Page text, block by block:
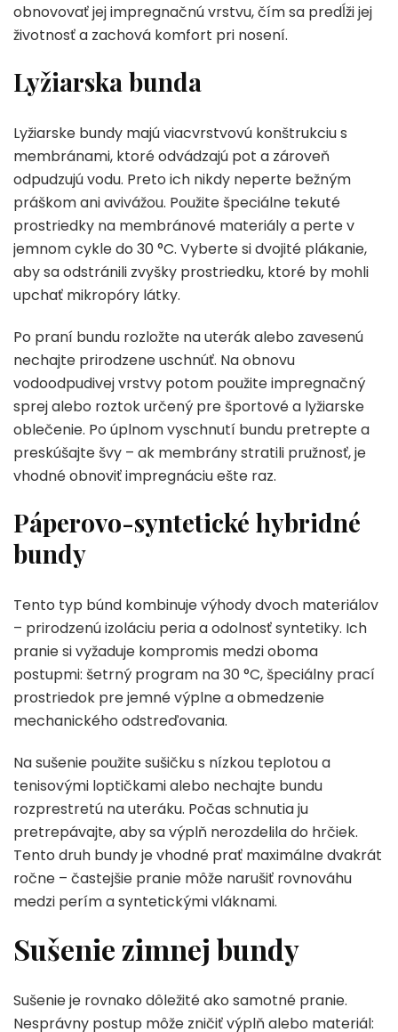
obnovovať jej impregnačnú vrstvu, čím sa predĺži jej
životnosť a zachová komfort pri nosení.
Lyžiarska bunda
Lyžiarske bundy majú viacvrstvovú konštrukciu s
membránami, ktoré odvádzajú pot a zároveň
odpudzujú vodu. Preto ich nikdy neperte bežným
práškom ani avivážou. Použite špeciálne tekuté
prostriedky na membránové materiály a perte v
jemnom cykle do 30 °C. Vyberte si dvojité plákanie,
aby sa odstránili zvyšky prostriedku, ktoré by mohli
upchať mikropóry látky.
Po praní bundu rozložte na uterák alebo zavesenú
nechajte prirodzene uschnúť. Na obnovu
vodoodpudivej vrstvy potom použite impregnačný
sprej alebo roztok určený pre športové a lyžiarske
oblečenie. Po úplnom vyschnutí bundu pretrepte a
preskúšajte švy – ak membrány stratili pružnosť, je
vhodné obnoviť impregnáciu ešte raz.
Páperovo-syntetické hybridné
bundy
Tento typ búnd kombinuje výhody dvoch materiálov
– prirodzenú izoláciu peria a odolnosť syntetiky. Ich
pranie si vyžaduje kompromis medzi oboma
postupmi: šetrný program na 30 °C, špeciálny prací
prostriedok pre jemné výplne a obmedzenie
mechanického odstreďovania.
Na sušenie použite sušičku s nízkou teplotou a
tenisovými loptičkami alebo nechajte bundu
rozprestretú na uteráku. Počas schnutia ju
pretrepávajte, aby sa výplň nerozdelila do hrčiek.
Tento druh bundy je vhodné prať maximálne dvakrát
ročne – častejšie pranie môže narušiť rovnováhu
medzi perím a syntetickými vláknami.
Sušenie zimnej bundy
Sušenie je rovnako dôležité ako samotné pranie.
Nesprávny postup môže zničiť výplň alebo materiál: